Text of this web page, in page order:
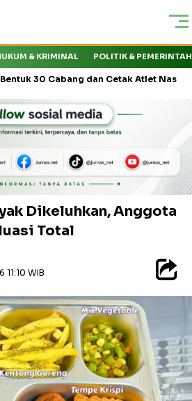
& KRIMINAL POLITIK &
dan Cetak Atlet Nasional
Dikeluhkan, Anggota
Total
WIB